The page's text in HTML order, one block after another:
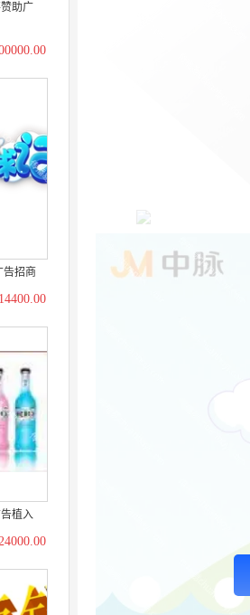
助广
告招商
植入